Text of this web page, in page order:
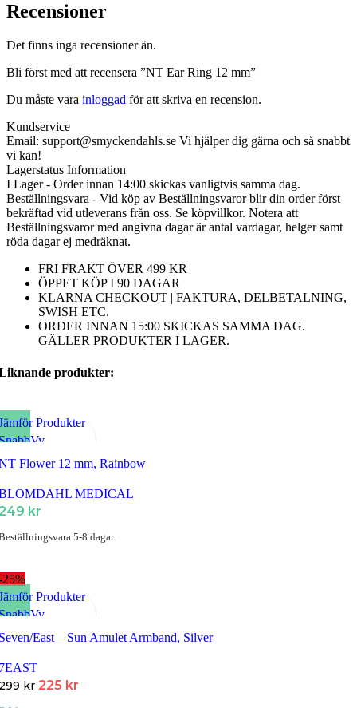
Recensioner
Det finns inga recensioner än.
Bli först med att recensera ”NT Ear Ring 12 mm”
Du måste vara inloggad för att skriva en recension.
Kundservice
Email: support@smyckendahls.se Vi hjälper dig gärna och så snabbt
vi kan!
Lagerstatus Information
I Lager - Order innan 14:00 skickas vanligtvis samma dag.
Beställningsvara - Vid köp av Beställningsvaror blir din order först
bekräftad vid utleverans från oss. Se köpvillkor. Notera att
Beställningsvaror med angivna dagar är antal vardagar, helger samt
röda dagar ej medräknat.
FRI FRAKT ÖVER 499 KR
ÖPPET KÖP I 90 DAGAR
KLARNA CHECKOUT | FAKTURA, DELBETALNING,
SWISH ETC.
ORDER INNAN 15:00 SKICKAS SAMMA DAG.
GÄLLER PRODUKTER I LAGER.
produkter:
Produkter
till i Favoriter
Flower 12 mm, Rainbow
MEDICAL
kr
5-8 dagar.
25%
Produkter
till i Favoriter
East – Sun Amulet Armband, Silver
kr Det
225 kr